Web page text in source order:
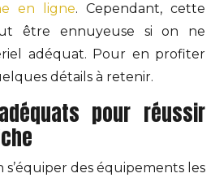
en ligne. Cependant, cette
être ennuyeuse si on ne
adéquat. Pour en profiter
détails à retenir.
pour réussir
s’équiper des équipements les